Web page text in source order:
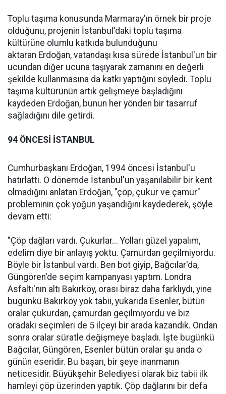
Toplu taşıma konusunda Marmaray'ın örnek bir proje
olduğunu, projenin İstanbul'daki toplu taşıma
kültürüne olumlu katkıda bulunduğunu
aktaran Erdoğan, vatandaşı kısa sürede İstanbul'un bir
ucundan diğer ucuna taşıyarak zamanını en değerli
şekilde kullanmasına da katkı yaptığını söyledi. Toplu
taşıma kültürünün artık gelişmeye başladığını
kaydeden Erdoğan, bunun her yönden bir tasarruf
sağladığını dile getirdi.
94 ÖNCESİ İSTANBUL
Cumhurbaşkanı Erdoğan, 1994 öncesi İstanbul'u
hatırlattı. O dönemde İstanbul'un yaşanılabilir bir kent
olmadığını anlatan Erdoğan, "çöp, çukur ve çamur"
probleminin çok yoğun yaşandığını kaydederek, şöyle
devam etti:
"Çöp dağları vardı. Çukurlar... Yolları güzel yapalım,
edelim diye bir anlayış yoktu. Çamurdan geçilmiyordu.
Böyle bir İstanbul vardı. Ben bot giyip, Bağcılar'da,
Güngören'de seçim kampanyası yaptım. Londra
Asfaltı'nın altı Bakırköy, orası biraz daha farklıydı, yine
bugünkü Bakırköy yok tabii, yukarıda Esenler, bütün
oralar çukurdan, çamurdan geçilmiyordu ve biz
oradaki seçimleri de 5 ilçeyi bir arada kazandık. Ondan
sonra oralar süratle değişmeye başladı. İşte bugünkü
Bağcılar, Güngören, Esenler bütün oralar şu anda o
günün eseridir. Bu başarı, bir şeye inanmanın
neticesidir. Büyükşehir Belediyesi olarak biz tabii ilk
hamleyi çöp üzerinden yaptık. Çöp dağlarını bir defa